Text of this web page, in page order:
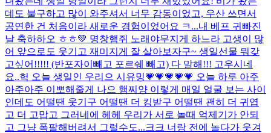
데도 불구하고 많이 와주셔서 너무 감동이었고, 우산 쓰면서
공연한 건 처음이라 새로운 경험이었어요 ㅋ...내 베프 귀빠진
날 축하하오 ㅎㅎ💚 명창햄쥐 노래야무지게 하느라 고생이 많
어 앞으로도 웃기고 재미지게 잘 살아보자구~ 생일선물 뭐갖
고싶어!!!!! (반포자이빼고 포르쉐 빼고) 다 말해!!! 고우시네
요..헉 오늘 생일인 우리으 시유밍💗💗💗💗💗 오늘 하루 아주
아주아주 이뽀해줄게 나으 햄찌양 이렇게 매일 얼굴 보는 사이
인데도 어떨땐 웃기구 어떨땐 더 킹받구 어떨땐 괜히 더 귀엽
고 더 고맙고 그러네에 헤헤 우리가 서로 놀때 억제기가 안되
고 그냥 폭팔해버려서 그럴수도...크크 너랑 전에 놀다가 웃겨